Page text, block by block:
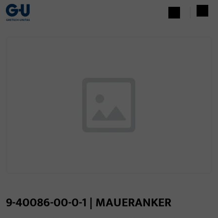
9-40086-00-0-1 | MAUERANKER